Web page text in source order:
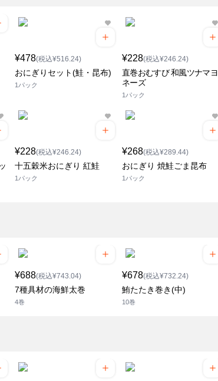
¥478(税込¥516.24)
おにぎりセット(鮭・昆布)
1パック
¥228(税込¥246.24)
直巻おむすび 和風ツナマヨ
ネーズ
1パック
¥228(税込¥246.24)
十五穀米おにぎり 紅鮭
1パック
¥268(税込¥289.44)
おにぎり 焼鮭ごま昆布
1パック
¥688(税込¥743.04)
7種具材の海鮮太巻
4巻
¥678(税込¥732.24)
鮪たたき巻き(中)
10巻